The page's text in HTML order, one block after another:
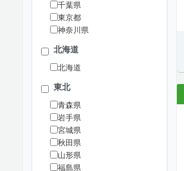
千葉県
東京都
神奈川県
北海道
北海道
東北
青森県
岩手県
宮城県
秋田県
山形県
福島県